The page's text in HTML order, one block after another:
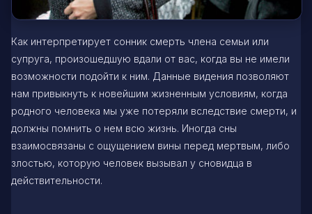
Как интерпретирует сонник смерть члена семьи или
супруга, произошедшую вдали от вас, когда вы не имели
возможности подойти к ним. Данные видения позволяют
нам привыкнуть к новейшим жизненным условиям, когда
родного человека мы уже потеряли вследствие смерти, и
должны помнить о нем всю жизнь. Иногда сны
взаимосвязаны с ощущением вины перед мертвым, либо
злостью, которую человек вызывал у сновидца в
действительности.